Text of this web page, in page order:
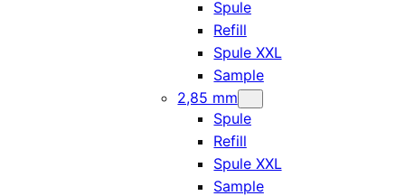
Spule
Refill
Spule XXL
Sample
2,85 mm
Spule
Refill
Spule XXL
Sample